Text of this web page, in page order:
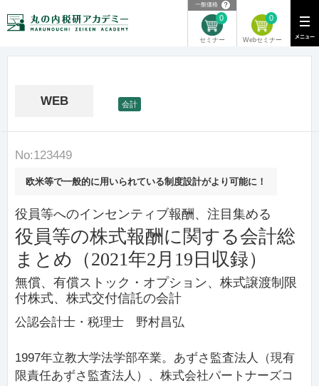
一般価格 ？
セミナー
0
Webセミナー
0
WEB 会計
No:123449
欧米等で一般的に用いられている制度設計がより可能に！
役員等へのインセンティブ報酬、注目集める
役員等の株式報酬に関する会計総
まとめ（2021年2月19日収録）
無償、有償ストック・オプション、株式譲渡制限
付株式、株式交付信託の会計
公認会計士・税理士 野村昌弘
1997年立教大学法学部卒業。あずさ監査法人（現有
限責任あずさ監査法人）、株式会社パートナーズコ